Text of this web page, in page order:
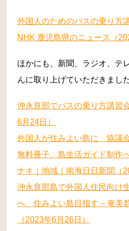
外国人のためのバスの乗り方
NHK 鹿児島県のニュース（
ほかにも、新聞、ラジオ、テ
んに取り上げていただきました
沖永良部でバスの乗り方講
6月24日）
外国人が住みよい島に 協議
無料冊子、島生活ガイド制作
ナキ｜地域｜南海日日新聞（
沖永良部島で外国人住民向け
へ 住みよい島目指す – 奄美
（2023年6月26日）